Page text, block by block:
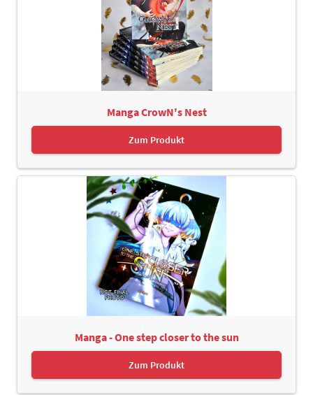
Manga CrowN's Nest
Zum Produkt
Manga - One step closer to the sun
Zum Produkt